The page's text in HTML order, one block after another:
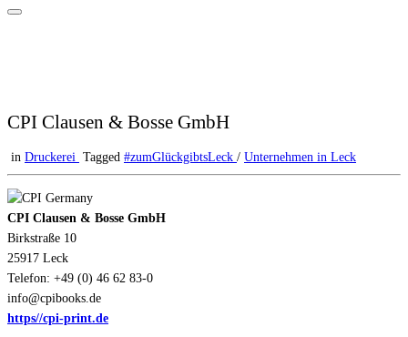
CPI Clausen & Bosse GmbH
in Druckerei Tagged #zumGlückgibtsLeck / Unternehmen in Leck
CPI Clausen & Bosse GmbH
Birkstraße 10
25917 Leck
Telefon: +49 (0) 46 62 83-0
info@cpibooks.de
https//cpi-print.de